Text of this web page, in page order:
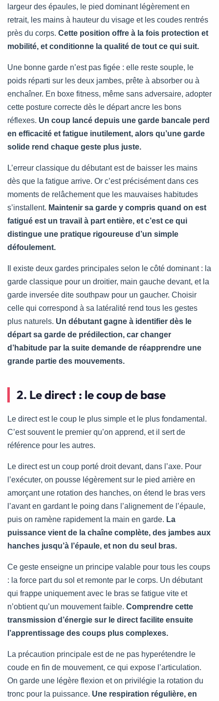
largeur des épaules, le pied dominant légèrement en
retrait, les mains à hauteur du visage et les coudes rentrés
près du corps. Cette position offre à la fois protection et
mobilité, et conditionne la qualité de tout ce qui suit.
Une bonne garde n’est pas figée : elle reste souple, le
poids réparti sur les deux jambes, prête à absorber ou à
enchaîner. En boxe fitness, même sans adversaire, adopter
cette posture correcte dès le départ ancre les bons
réflexes. Un coup lancé depuis une garde bancale perd
en efficacité et fatigue inutilement, alors qu’une garde
solide rend chaque geste plus juste.
L’erreur classique du débutant est de baisser les mains
dès que la fatigue arrive. Or c’est précisément dans ces
moments de relâchement que les mauvaises habitudes
s’installent. Maintenir sa garde y compris quand on est
fatigué est un travail à part entière, et c’est ce qui
distingue une pratique rigoureuse d’un simple
défoulement.
Il existe deux gardes principales selon le côté dominant : la
garde classique pour un droitier, main gauche devant, et la
garde inversée dite southpaw pour un gaucher. Choisir
celle qui correspond à sa latéralité rend tous les gestes
plus naturels. Un débutant gagne à identifier dès le
départ sa garde de prédilection, car changer
d’habitude par la suite demande de réapprendre une
grande partie des mouvements.
2. Le direct : le coup de base
Le direct est le coup le plus simple et le plus fondamental.
C’est souvent le premier qu’on apprend, et il sert de
référence pour les autres.
Le direct est un coup porté droit devant, dans l’axe. Pour
l’exécuter, on pousse légèrement sur le pied arrière en
amorçant une rotation des hanches, on étend le bras vers
l’avant en gardant le poing dans l’alignement de l’épaule,
puis on ramène rapidement la main en garde. La
puissance vient de la chaîne complète, des jambes aux
hanches jusqu’à l’épaule, et non du seul bras.
Ce geste enseigne un principe valable pour tous les coups
: la force part du sol et remonte par le corps. Un débutant
qui frappe uniquement avec le bras se fatigue vite et
n’obtient qu’un mouvement faible. Comprendre cette
transmission d’énergie sur le direct facilite ensuite
l’apprentissage des coups plus complexes.
La précaution principale est de ne pas hyperétendre le
coude en fin de mouvement, ce qui expose l’articulation.
On garde une légère flexion et on privilégie la rotation du
tronc pour la puissance. Une respiration régulière, en